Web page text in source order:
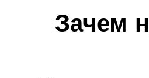
Зачем